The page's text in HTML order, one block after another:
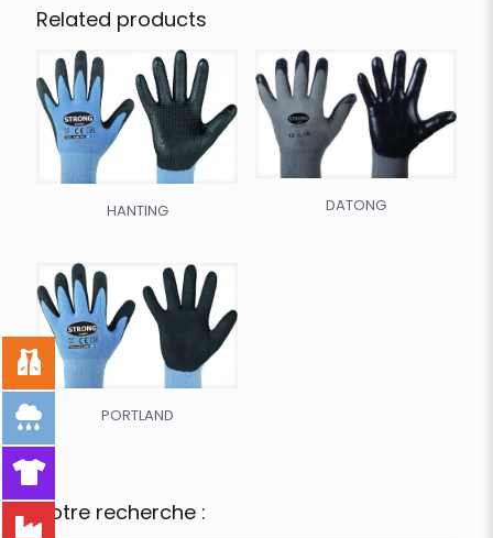
Related products
HANTING DATONG
PORTLAND
Votre recherche :